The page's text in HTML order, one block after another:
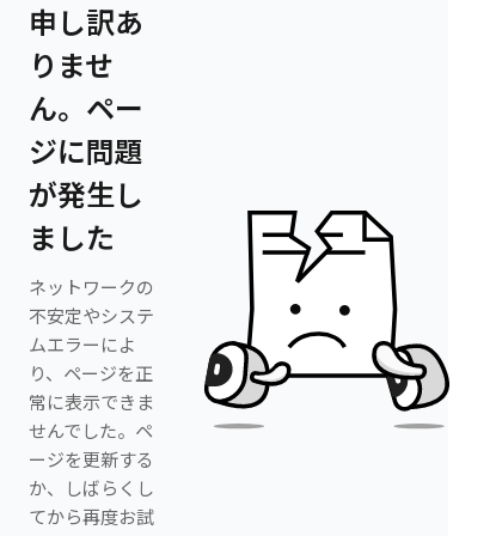
申し訳あ
りませ
ん。ペー
ジに問題
が発生し
ました
ネットワークの
不安定やシステ
ムエラーによ
り、ページを正
常に表示できま
せんでした。ペ
ージを更新する
か、しばらくし
てから再度お試